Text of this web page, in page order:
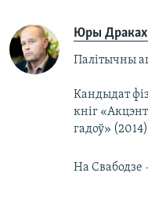
Юры
Палітычны
Кандыдат
кніг
гадоў»
На Свабодзе